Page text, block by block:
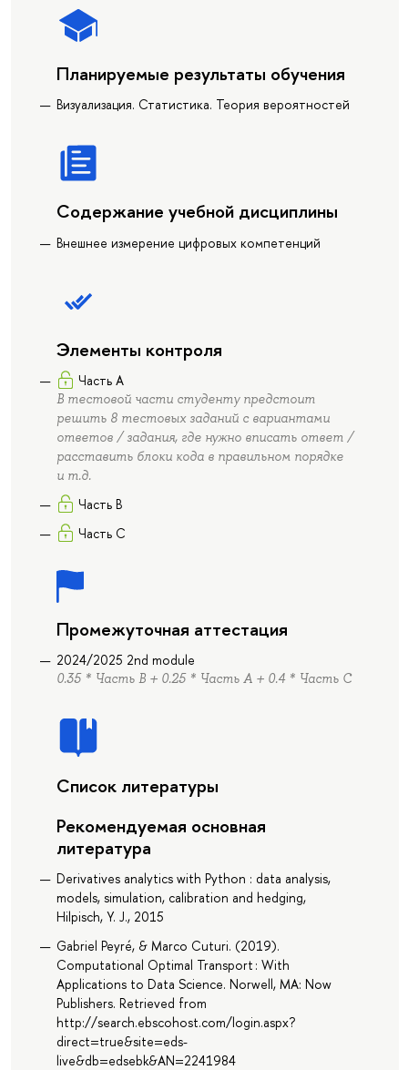
Планируемые результаты обучения
Визуализация. Статистика. Теория вероятностей
Содержание учебной дисциплины
Внешнее измерение цифровых компетенций
Элементы контроля
Часть А
В тестовой части студенту предстоит
решить 8 тестовых заданий с вариантами
ответов / задания, где нужно вписать ответ /
расставить блоки кода в правильном порядке
и т.д.
Часть B
Часть C
Промежуточная аттестация
2024/2025 2nd module
0.35 * Часть B + 0.25 * Часть А + 0.4 * Часть C
Список литературы
Рекомендуемая основная
литература
Derivatives analytics with Python : data analysis,
models, simulation, calibration and hedging,
Hilpisch, Y. J., 2015
Gabriel Peyré, & Marco Cuturi. (2019).
Computational Optimal Transport : With
Applications to Data Science. Norwell, MA: Now
Publishers. Retrieved from
http://search.ebscohost.com/login.aspx?
direct=true&site=eds-
live&db=edsebk&AN=2241984